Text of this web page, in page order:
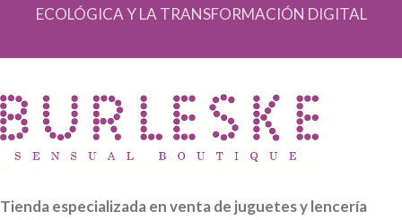
ECOLÓGICA Y LA TRANSFORMACIÓN DIGITAL
Tienda especializada en venta de juguetes y lencería